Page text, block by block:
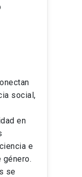
social,
en
e
género.
se